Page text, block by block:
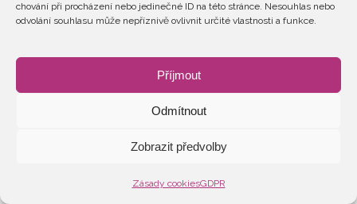
chování při procházení nebo jedinečné ID na této stránce. Nesouhlas nebo
odvolání souhlasu může nepříznivě ovlivnit určité vlastnosti a funkce.
Příjmout
Odmítnout
Zobrazit předvolby
Zásady cookiesGDPR